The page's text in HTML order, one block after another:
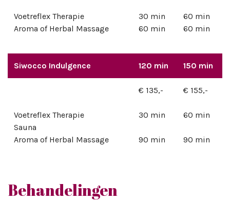
Voetreflex Therapie
Aroma of Herbal Massage
30 min
60 min
60 min
60 min
Siwocco Indulgence 120 min 150 min
€ 135,- € 155,-
Voetreflex Therapie
Sauna
Aroma of Herbal Massage
30 min
90 min
60 min
90 min
Behandelingen